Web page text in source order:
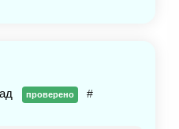
проводили
вопросы, также
Юля. Курс хороший,
круто подготовлено, у
проверено #